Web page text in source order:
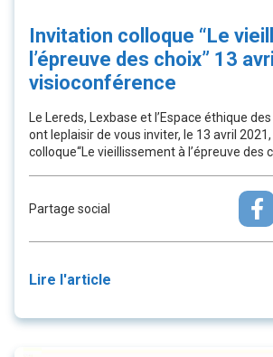
Invitation colloque “Le
l’épreuve des choix” 13
visioconférence
Le Lereds, Lexbase et l’Espace éthique
ont leplaisir de vous inviter, le 13 avril
colloque“Le vieillissement à l’épreuve des
Partage social
Lire l'article